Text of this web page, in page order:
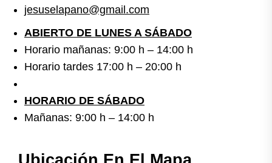
jesuselapano@gmail.com
ABIERTO DE LUNES A SÁBADO
Horario mañanas: 9:00 h – 14:00 h
Horario tardes 17:00 h – 20:00 h
HORARIO DE SÁBADO
Mañanas: 9:00 h – 14:00 h